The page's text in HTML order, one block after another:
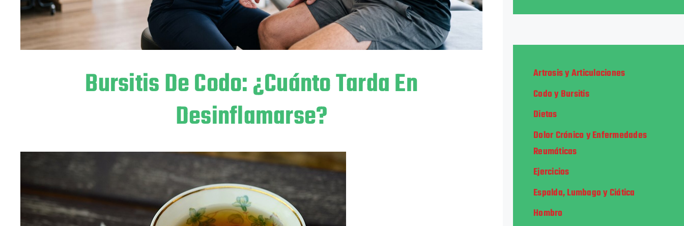
Bursitis De Codo: ¿cuánto Tarda En
Desinflamarse?
Artrosis y Articulaciones
Codo y Bursitis
Dietas
Dolor Crónico y Enfermedades
Reumáticas
Ejercicios
Espalda, Lumbago y Ciática
Hombro